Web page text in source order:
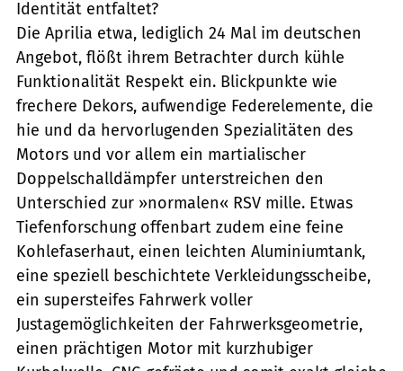
Identität entfaltet?
Die Aprilia etwa, lediglich 24 Mal im deutschen
Angebot, flößt ihrem Betrachter durch kühle
Funktionalität Respekt ein. Blickpunkte wie
frechere Dekors, aufwendige Federelemente, die
hie und da hervorlugenden Spezialitäten des
Motors und vor allem ein martialischer
Doppelschalldämpfer unterstreichen den
Unterschied zur »normalen« RSV mille. Etwas
Tiefenforschung offenbart zudem eine feine
Kohlefaserhaut, einen leichten Aluminiumtank,
eine speziell beschichtete Verkleidungsscheibe,
ein supersteifes Fahrwerk voller
Justagemöglichkeiten der Fahrwerksgeometrie,
einen prächtigen Motor mit kurzhubiger